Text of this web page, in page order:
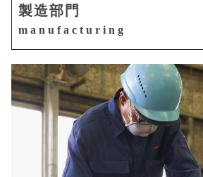
製造部門
manufacturing